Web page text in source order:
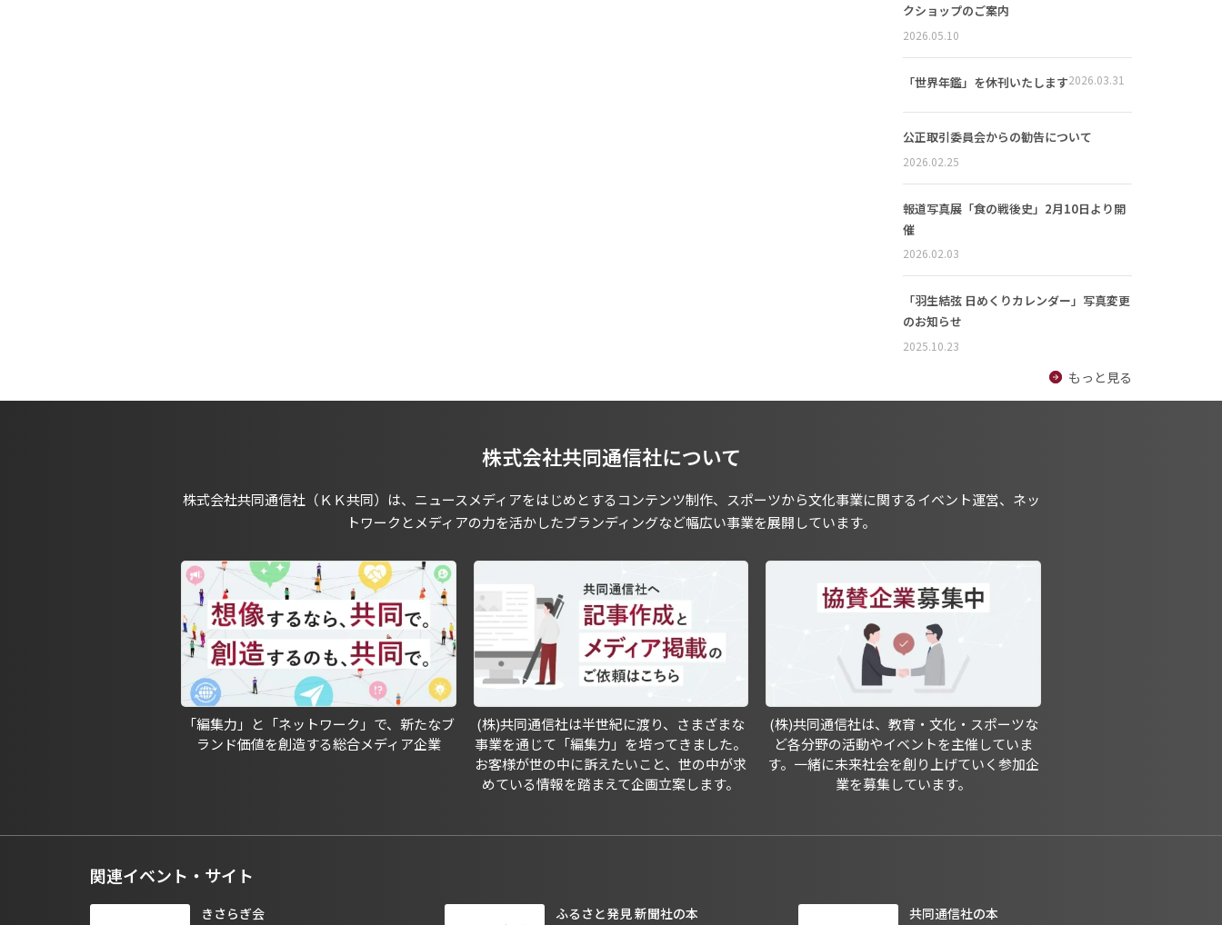
クショップのご案内
2026.05.10
「世界年鑑」を休刊いたします2026.03.31
公正取引委員会からの勧告について
2026.02.25
報道写真展「食の戦後史」2月10日より開
催
2026.02.03
「羽生結弦 日めくりカレンダー」写真変更
のお知らせ
2025.10.23
もっと見る
株式会社共同通信社について
株式会社共同通信社（ＫＫ共同）は、ニュースメディアをはじめとするコンテンツ制作、スポーツから文化事業に関するイベント運営、ネッ
トワークとメディアの力を活かしたブランディングなど幅広い事業を展開しています。
「編集力」と「ネットワーク」で、新たなブ
ランド価値を創造する総合メディア企業
(株)共同通信社は半世紀に渡り、さまざまな
事業を通じて「編集力」を培ってきました。
お客様が世の中に訴えたいこと、世の中が求
めている情報を踏まえて企画立案します。
(株)共同通信社は、教育・文化・スポーツな
ど各分野の活動やイベントを主催していま
す。一緒に未来社会を創り上げていく参加企
業を募集しています。
関連イベント・サイト
きさらぎ会 ふるさと発見 新聞社の本 共同通信社の本